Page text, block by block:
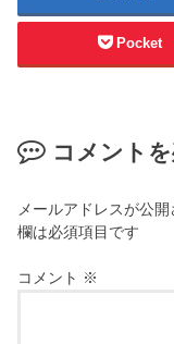
Pocket
コメント
メールアドレスが公
欄は必須項目です
コメント ※